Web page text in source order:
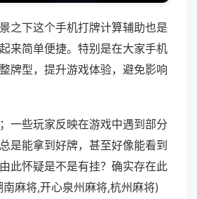
之下这个手机打牌计算辅助也是
来简单便捷。特别是在大家手机
牌型，提升游戏体验，避免影响
一些玩家反映在游戏中遇到部分
是能拿到好牌，甚至好像能看到
此怀疑是不是有挂？确实存在此
麻将,开心泉州麻将,杭州麻将)